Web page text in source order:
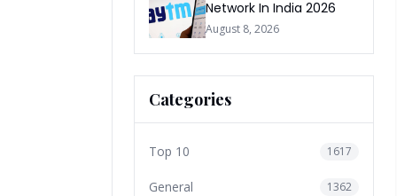
Network In India 2026
August 8, 2026
Categories
Top 10 1617
General 1362